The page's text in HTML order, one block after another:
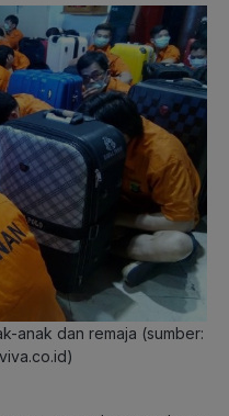
anak dan remaja (sumber:
)